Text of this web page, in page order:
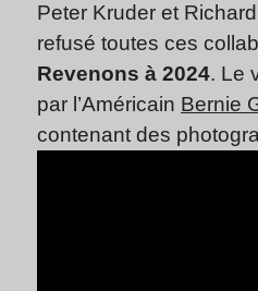
Peter Kruder et
refusé toutes ces
Revenons à 2024. Le
par l’Américain Bernie
contenant des